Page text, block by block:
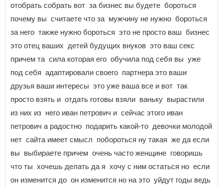
отобрать собрать вот за бизнес вы будете бороться
почему вы считаете что за мужчину не нужно бороться
за него также нужно бороться это не просто ваш бизнес
это отец ваших детей будущих внуков это ваш секс
причем та сила которая его обучила под себя вы уже
под себя адаптировали своего партнера это ваши
друзья ваши интересы это уже ваша все и вот так
просто взять и отдать готовы взяли ваньку вырастили
из них из него иван петрович и сейчас этого иван
петрович а радостно подарить какой-то девочки молодой
нет сайта имеет смысл побороться ну такая же да если
вы выбираете причем очень часто женщине говоришь
что ты хочешь делать да я хочу с ним остаться но если
он изменится до он изменится но на это уйдут годы ведь